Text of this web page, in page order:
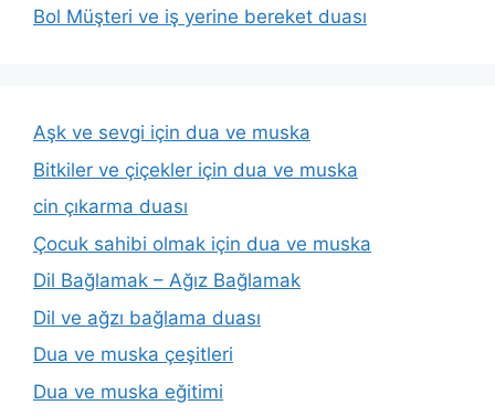
Bol Müşteri ve iş yerine bereket duası
Aşk ve sevgi için dua ve muska
Bitkiler ve çiçekler için dua ve muska
cin çıkarma duası
Çocuk sahibi olmak için dua ve muska
Dil Bağlamak – Ağız Bağlamak
Dil ve ağzı bağlama duası
Dua ve muska çeşitleri
Dua ve muska eğitimi